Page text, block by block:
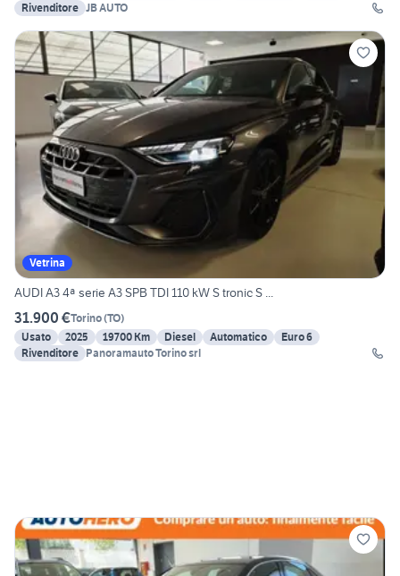
Rivenditore JB AUTO
Vetrina
AUDI A3 4ª serie A3 SPB TDI 110 kW S tronic S ...
31.900 €Torino(TO)
Usato
2025 19700 Km Diesel Automatico
Euro 6
Rivenditore Panoramauto Torino srl